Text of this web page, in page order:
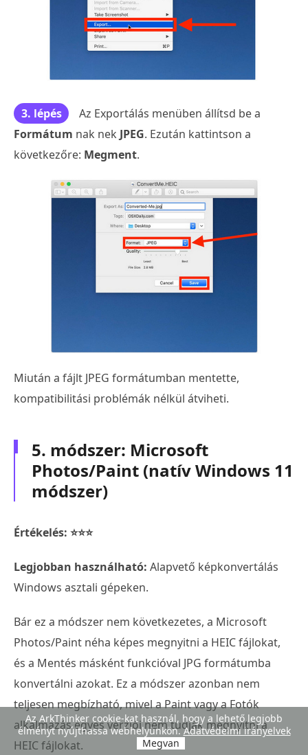
3. lépés
Az Exportálás menüben állítsd be a
Formátum nak nek JPEG. Ezután kattintson a
következőre: Megment.
Miután a fájlt JPEG formátumban mentette,
kompatibilitási problémák nélkül átviheti.
5. módszer: Microsoft
Photos/Paint (natív Windows 11
módszer)
Értékelés: ⭐⭐⭐
Legjobban használható: Alapvető képkonvertálás
Windows asztali gépeken.
Bár ez a módszer nem következetes, a Microsoft
Photos/Paint néha képes megnyitni a HEIC fájlokat,
és a Mentés másként funkcióval JPG formátumba
konvertálni azokat. Ez a módszer azonban nem
teljesen megbízható, mivel a Paint vagy a Fotók
alkalmazás egyes verziói nem tudják megnyitni a
HEIC fájlokat.
Az ArkThinker cookie-kat használ, hogy a lehető legjobb
élményt nyújthassa webhelyünkön.Adatvédelmi irányelvek
Megvan